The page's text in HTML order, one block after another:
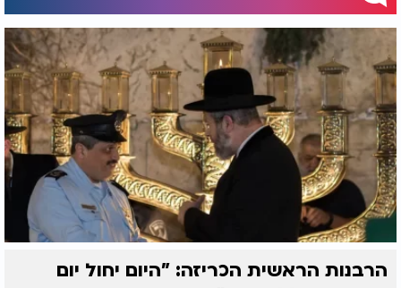
הרבנות הראשית הכריזה: "היום יחול יום